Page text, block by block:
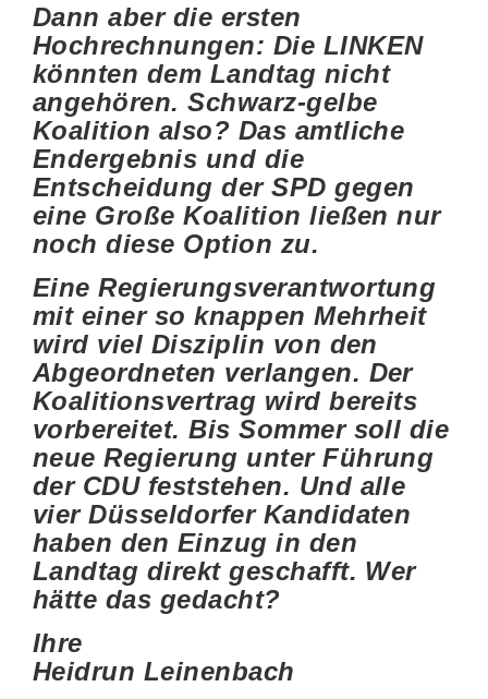
Dann aber die ersten
Hochrechnungen: Die LINKEN
könnten dem Landtag nicht
angehören. Schwarz-gelbe
Koalition also? Das amtliche
Endergebnis und die
Entscheidung der SPD gegen
eine Große Koalition ließen nur
noch diese Option zu.
Eine Regierungsverantwortung
mit einer so knappen Mehrheit
wird viel Disziplin von den
Abgeordneten verlangen. Der
Koalitionsvertrag wird bereits
vorbereitet. Bis Sommer soll die
neue Regierung unter Führung
der CDU feststehen. Und alle
vier Düsseldorfer Kandidaten
haben den Einzug in den
Landtag direkt geschafft. Wer
hätte das gedacht?
Ihre
Heidrun Leinenbach